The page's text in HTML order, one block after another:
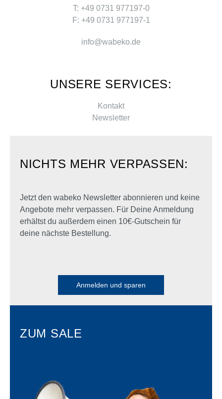
T: +49 0731 977197-0
F: +49 0731 977197-1
info@wabeko.de
UNSERE SERVICES:
Kontakt
Newsletter
NICHTS MEHR VERPASSEN:
Jetzt den wabeko Newsletter abonnieren und keine
Angebote mehr verpassen. Für Deine Anmeldung
erhältst du außerdem einen 10€-Gutschein für
deine nächste Bestellung.
Anmelden und sparen
ZUM SALE